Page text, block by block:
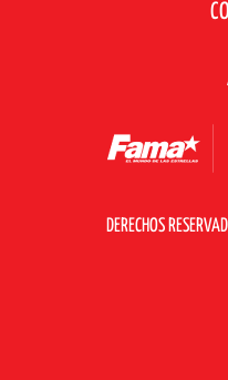
DERECHOS